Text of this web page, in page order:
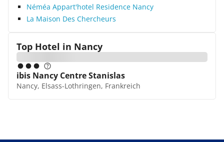
Néméa Appart'hotel Residence Nancy
La Maison Des Chercheurs
Top Hotel in Nancy
ibis Nancy Centre Stanislas
Nancy, Elsass-Lothringen, Frankreich